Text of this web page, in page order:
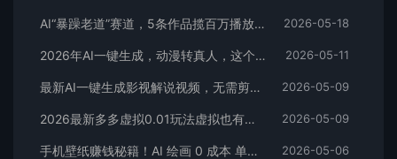
AI“暴躁老道”赛道，5条作品揽百万播放！（附变现全攻略） 2026-05-18
2026年AI一键生成，动漫转真人，这个月靠这个AI赚了2W+ 2026-05-11
最新AI一键生成影视解说视频，无需剪辑3分钟1条，条条爆款，多平台变现日入2000+ 2026-05-09
2026最新多多虚拟0.01玩法虚拟也有新门路轻松日入2500! 2026-05-09
手机壁纸赚钱秘籍！AI 绘画 0 成本 单店狂销 3.8 万单 2026-05-06